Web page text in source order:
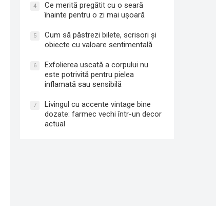
4
Ce merită pregătit cu o seară
înainte pentru o zi mai ușoară
5
Cum să păstrezi bilete, scrisori și
obiecte cu valoare sentimentală
6
Exfolierea uscată a corpului nu
este potrivită pentru pielea
inflamată sau sensibilă
7
Livingul cu accente vintage bine
dozate: farmec vechi într-un decor
actual